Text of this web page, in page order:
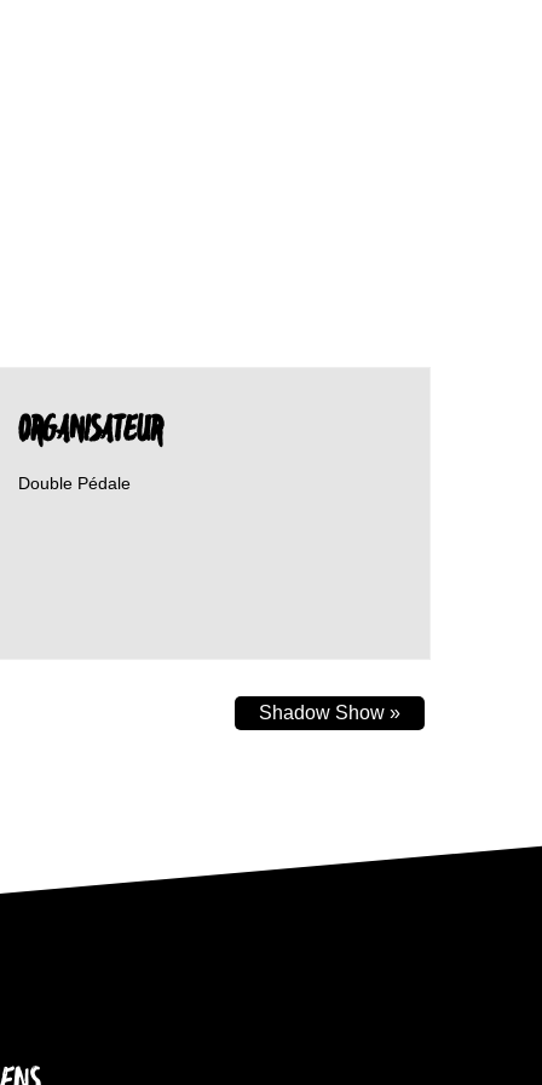
ORGANISATEUR
Double Pédale
Shadow Show »